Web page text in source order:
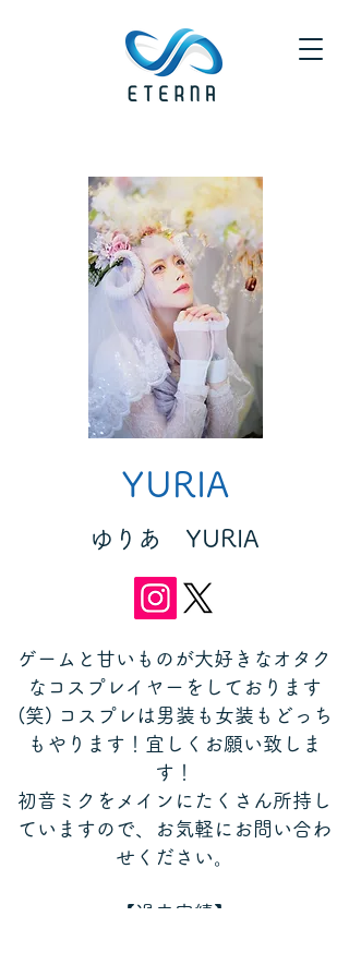
YURIA
​ゆりあ YURIA
ゲームと甘いものが大好きなオタク
なコスプレイヤーをしております
(笑) コスプレは男装も女装もどっち
もやります！宜しくお願い致しま
す！
初音ミクをメインにたくさん所持し
ていますので、お気軽にお問い合わ
せください。
【過去実績】